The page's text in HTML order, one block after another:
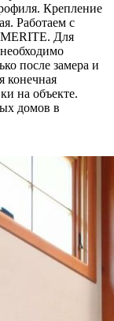
Крепление
Работаем с
Для
после замера и
конечная
на объекте.
домов в